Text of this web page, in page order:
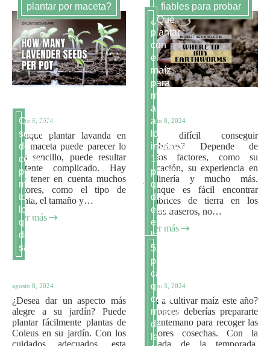
plantar por maceta?
agosto 8, 2024
Aunque plantar lavanda en
una maceta puede parecer lo
más sencillo, puede resultar
bastante complicado. Hay
que tener en cuenta muchos
factores, como el tipo de
planta, el tamaño y…
Leer más
fiables para probar
agosto 8, 2024
¿Es difícil conseguir
lombrices? Depende de
varios factores, como su
ubicación, su experiencia en
jardinería y mucho más.
Aunque es fácil encontrar
lombrices de tierra en los
patios traseros, no…
Leer más
Cuántas
semillas
de
coleo
por
maceta:
todo
lo
que
debes
saber
agosto 8, 2024
¿Desea dar un aspecto más
alegre a su jardín? Puede
plantar fácilmente plantas de
Coleus en su jardín. Con los
cuidados adecuados, esta
¿Qué
plantar
con
el
maíz
para
mantener
alejados
a
los
insectos?
16
plantas
que
deben
estar
en
la
cima
agosto 8, 2024
¿Va a cultivar maíz este año?
Entonces deberías prepararte
de antemano para recoger las
mejores cosechas. Con la
llegada de la temporada,
5
plantas
carnívoras
que
comen
moscas
de
la